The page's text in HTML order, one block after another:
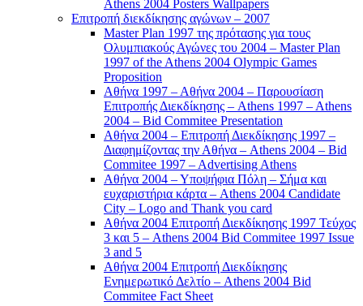
Athens 2004 Posters Wallpapers
Επιτροπή διεκδίκησης αγώνων – 2007
Master Plan 1997 της πρότασης για τους
Ολυμπιακούς Αγώνες του 2004 – Master Plan
1997 of the Athens 2004 Olympic Games
Proposition
Αθήνα 1997 – Αθήνα 2004 – Παρουσίαση
Επιτροπής Διεκδίκησης – Athens 1997 – Athens
2004 – Bid Commitee Presentation
Αθήνα 2004 – Επιτροπή Διεκδίκησης 1997 –
Διαφημίζοντας την Αθήνα – Athens 2004 – Bid
Commitee 1997 – Advertising Athens
Αθήνα 2004 – Υποψήφια Πόλη – Σήμα και
ευχαριστήρια κάρτα – Athens 2004 Candidate
City – Logo and Thank you card
Αθήνα 2004 Επιτροπή Διεκδίκησης 1997 Τεύχος
3 και 5 – Athens 2004 Bid Commitee 1997 Issue
3 and 5
Αθήνα 2004 Επιτροπή Διεκδίκησης
Ενημερωτικό Δελτίο – Athens 2004 Bid
Commitee Fact Sheet